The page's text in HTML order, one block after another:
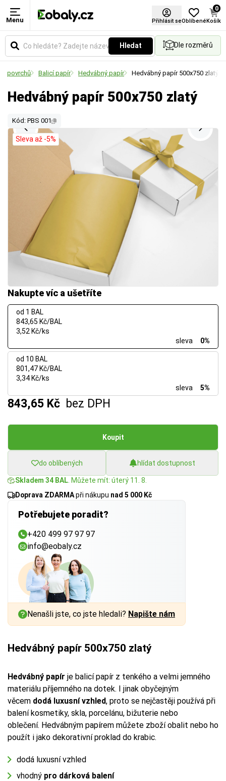
Menu Přihlásit seOblíbené
0
Košík
Hledat Dle rozměrů
povrchů Balicí papír Hedvábný papír Hedvábný papír 500x750 zlatý
Hedvábný papír 500x750 zlatý
Kód: PBS 001
Nakupte víc a ušetříte
od 1 BAL
843,65 Kč/BAL
3,52 Kč/ks
sleva
0%
od 10 BAL
801,47 Kč/BAL
3,34 Kč/ks
sleva
5%
843,65 Kč bez DPH
Koupit
do oblíbených hlídat dostupnost
Skladem 34 BAL . Můžete mít: úterý 11. 8.
Doprava ZDARMApři nákupu nad 5 000 Kč
Potřebujete poradit?
+420 499 97 97 97
info@eobaly.cz
Nenašli jste, co jste hledali? Napište nám
Sleva až -5%
Hedvábný papír 500x750 zlatý
Hedvábný papír je balicí papír z tenkého a velmi jemného
materiálu příjemného na dotek. I jinak obyčejným
věcem dodá luxusní vzhled, proto se nejčastěji používá při
balení kosmetiky, skla, porcelánu, bižuterie nebo
oblečení. Hedvábným papírem můžete zboží obalit nebo ho
použít i jako dekorativní proklad do krabic.
dodá luxusní vzhled
vhodný pro dárková balení